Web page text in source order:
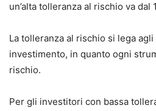
un’alta tolleranza al rischio va dal
La tolleranza al rischio si lega
investimento, in quanto ogni
rischio.
Per gli investitori con bassa